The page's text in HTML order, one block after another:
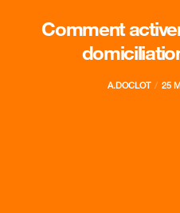
Comment
A.DOCLOT 25